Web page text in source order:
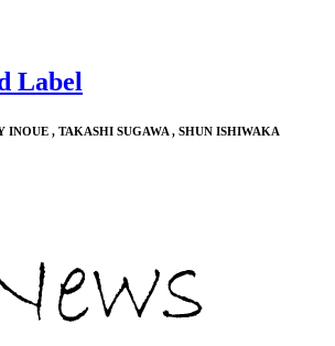
Label
INOUE , TAKASHI SUGAWA , SHUN ISHIWAKA